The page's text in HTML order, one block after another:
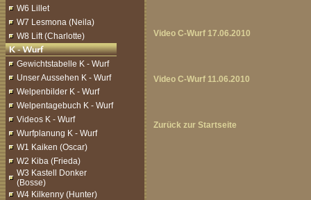
W6 Lillet
W7 Lesmona (Neila)
W8 Lift (Charlotte)
Gewichtstabelle K - Wurf
Unser Aussehen K - Wurf
Welpenbilder K - Wurf
Welpentagebuch K - Wurf
Videos K - Wurf
Wurfplanung K - Wurf
W1 Kaiken (Oscar)
W2 Kiba (Frieda)
W3 Kastell Donker
(Bosse)
W4 Kilkenny (Hunter)
Video C-Wurf 17.06.2010
Video C-Wurf 11.06.2010
Zurück zur Startseite